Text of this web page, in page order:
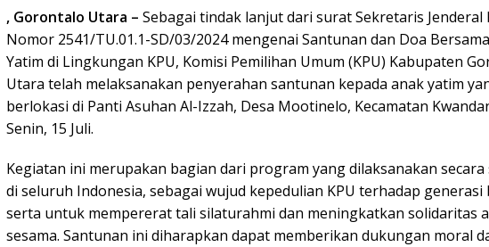
, Gorontalo Utara – Sebagai tindak lanjut dari surat Sekretaris Jenderal
Nomor 2541/TU.01.1-SD/03/2024 mengenai Santunan dan Doa
Yatim di Lingkungan KPU, Komisi Pemilihan Umum (KPU) Kabupaten
Utara telah melaksanakan penyerahan santunan kepada anak yatim
berlokasi di Panti Asuhan Al-Izzah, Desa Mootinelo, Kecamatan
Senin, 15 Juli.
Kegiatan ini merupakan bagian dari program yang dilaksanakan
di seluruh Indonesia, sebagai wujud kepedulian KPU terhadap generasi
serta untuk mempererat tali silaturahmi dan meningkatkan solidaritas
sesama. Santunan ini diharapkan dapat memberikan dukungan moral